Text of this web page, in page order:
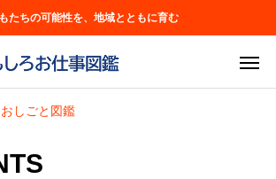
たちの可能性を、地域とともに育む
おしごと図鑑